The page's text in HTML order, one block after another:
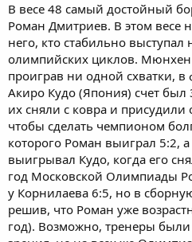
68 кг -А Фадзаев (Осетия)
74 кг -Б Сайтиев (Чечня)
82 кг- М Шульц (США)-??(нет
90 кг -М Хадарцев(Осетия)
100кг-Л Хабелов(Осетия)
130кг-А Медведь(Белорусия)
Это мое мнение.кто считает по
интересно.только
48 кг. Наверно Роман Дмитриев
серебрянный призер Ои 1976
одной схватки, но каким то
кореец Ким Ил двукратный
что кореец практически
соревнованиях учавствовал
62 кг Джон Смит. Честно говоря я
Дагестанлы. Возможно он и
побеждал на двух Олимпиадах и
82 кгЛеван Тедиашвили.
В весе 48 самый достойный
Роман Дмитриев. В этом весе
него, кто стабильно
олимпийских циклов.
проиграв ни одной схватки, в
Акиро Кудо (Япония) счет был
их сняли с ковра и
чтобы сделать чемпионом
которого Роман выиграл 5:2, а
выигрывал Кудо, когда его
год Московской Олимпиады
у Корнилаева 6:5, но в
решив, что Роман уже
год). Возможно, тренеры